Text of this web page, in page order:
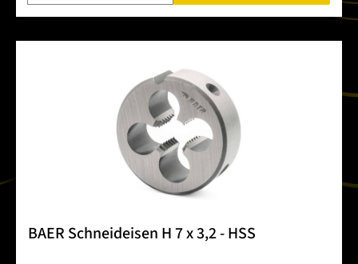
BAER Schneideisen H 7 x 3,2 - HSS